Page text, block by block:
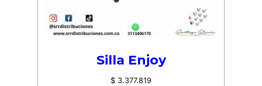
Silla Enjoy
$ 3.377.819